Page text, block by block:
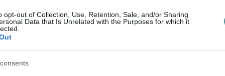
opt-out of Collection, Use, Retention, Sale, and/or Sharing
Data that Is Unrelated with the Purposes for which it